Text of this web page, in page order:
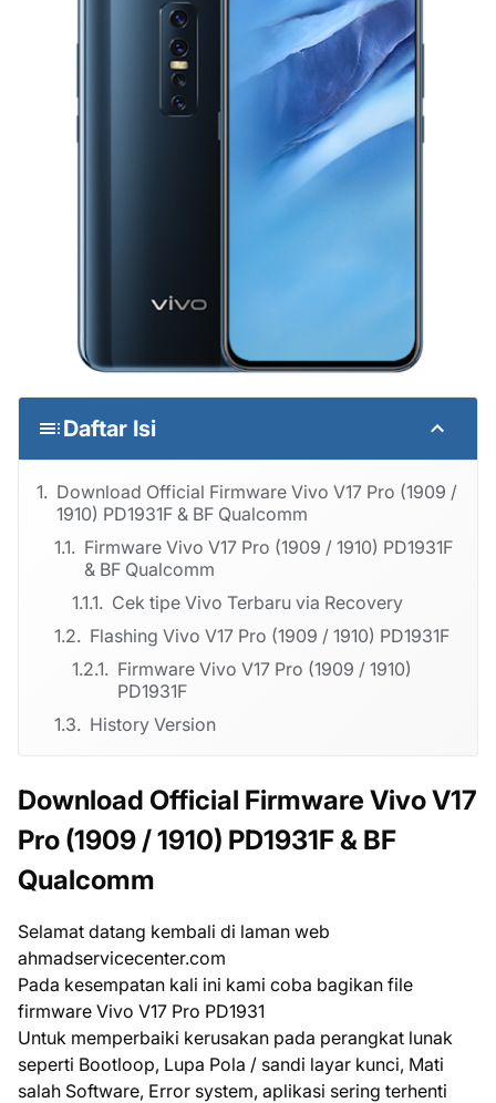
Daftar Isi
Download Official Firmware Vivo V17 Pro (1909 /
1910) PD1931F & BF Qualcomm
Firmware Vivo V17 Pro (1909 / 1910) PD1931F
& BF Qualcomm
Cek tipe Vivo Terbaru via Recovery
Flashing Vivo V17 Pro (1909 / 1910) PD1931F
Firmware Vivo V17 Pro (1909 / 1910)
PD1931F
History Version
Download Official Firmware Vivo V17
Pro (1909 / 1910) PD1931F & BF
Qualcomm
Selamat datang kembali di laman web
ahmadservicecenter.com
Pada kesempatan kali ini kami coba bagikan file
firmware Vivo V17 Pro PD1931
Untuk memperbaiki kerusakan pada perangkat lunak
seperti Bootloop, Lupa Pola / sandi layar kunci, Mati
salah Software, Error system, aplikasi sering terhenti